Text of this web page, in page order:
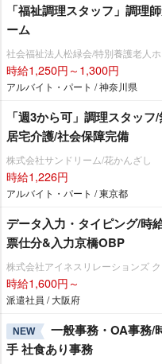
「福祉調理スタッフ」調理
ーム
社会福祉法人松緑会/特別養護老人
時給1,250円～1,300円
アルバイト・パート / 神奈川県
「週3から可」調理スタッ
居宅介護/社会保障完備
株式会社サンドリーム/花かんざし
時給1,226円
アルバイト・パート / 東京都
データ入力・タイピング/時
票仕分&入力京橋OBP
株式会社アイネスリレーションズ
時給1,600円～
派遣社員 / 大阪府
NEW
一般事務・OA事務/
手 社食あり事務